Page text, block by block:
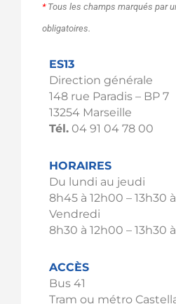
*Tous les champs marqués par
obligatoires.
ES13
Direction générale
148 rue Paradis – BP 7
13254 Marseille
Tél. 04 91 04 78 00
HORAIRES
Du lundi au jeudi
8h45 à 12h00 – 13h30
Vendredi
8h30 à 12h00 – 13h30
ACCÈS
Bus 41
Tram ou métro